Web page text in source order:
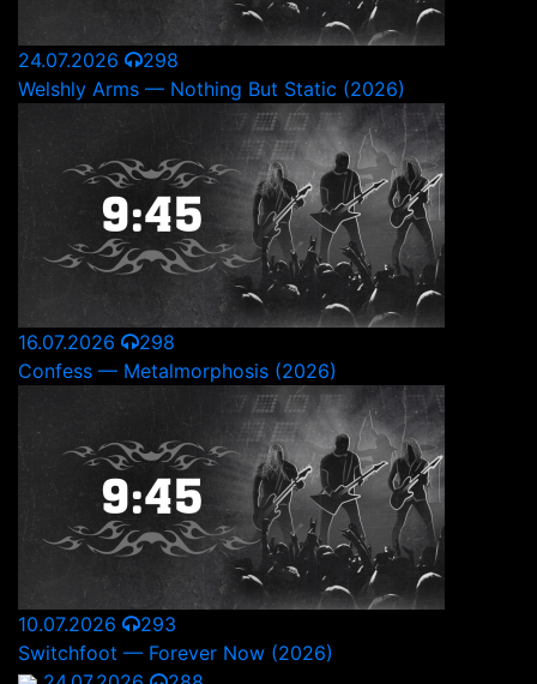
24.07.2026
298
Welshly Arms — Nothing But Static (2026)
16.07.2026
298
Confess — Metalmorphosis (2026)
10.07.2026
293
Switchfoot — Forever Now (2026)